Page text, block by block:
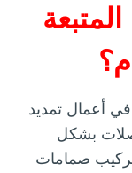
أعمال تمديد
بشكل
صمامات